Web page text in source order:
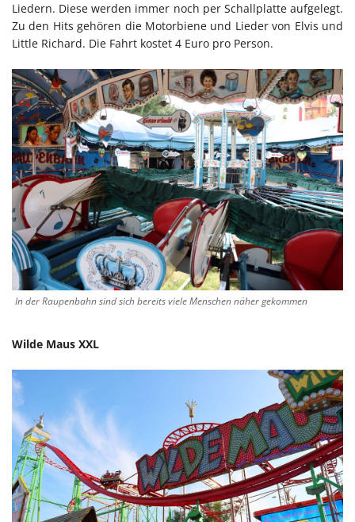
Liedern. Diese werden immer noch per Schallplatte aufgelegt.
Zu den Hits gehören die Motorbiene und Lieder von Elvis und
Little Richard. Die Fahrt kostet 4 Euro pro Person.
In der Raupenbahn sind sich bereits viele Menschen näher gekommen
Wilde Maus XXL